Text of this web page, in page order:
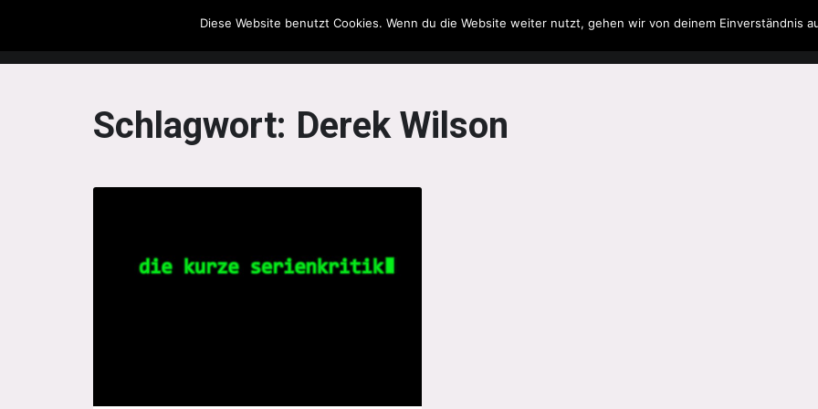
The Howling Men Filme & Serien Musik Spielzeug Literatur
Schlagwort: Derek Wilson
Diese Website benutzt Cookies. Wenn du die Website weiter nutzt, gehen wir von deinem Einverständnis